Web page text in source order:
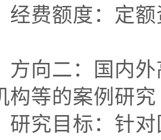
额度：定额
二：国内外
构等的案例研究
目标：针对